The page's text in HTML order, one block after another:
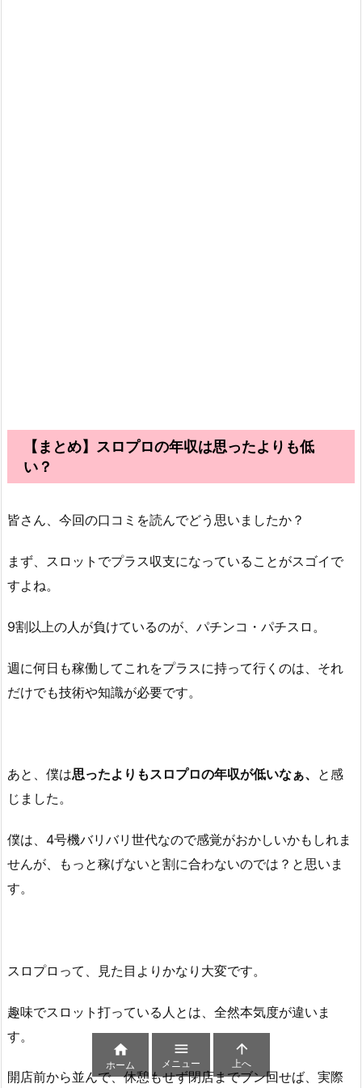
【まとめ】スロプロの年収は思ったよりも低
い？
皆さん、今回の口コミを読んでどう思いましたか？
まず、スロットでプラス収支になっていることがスゴイで
すよね。
9割以上の人が負けているのが、パチンコ・パチスロ。
週に何日も稼働してこれをプラスに持って行くのは、それ
だけでも技術や知識が必要です。
あと、僕は思ったよりもスロプロの年収が低いなぁ、 と感
じました。
僕は、4号機バリバリ世代なので感覚がおかしいかもしれま
せんが、もっと稼げないと割に合わないのでは？と思いま
す。
スロプロって、見た目よりかなり大変です。
趣味でスロット打っている人とは、全然本気度が違いま
す。
開店前から並んで、休憩もせず閉店までブン回せば、実際

ホーム

メニュー

上へ